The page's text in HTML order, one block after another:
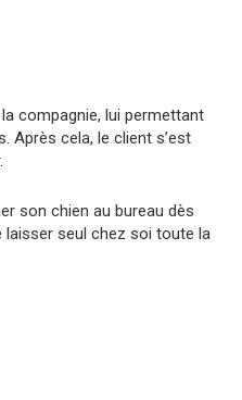
compagnie, lui permettant
Après cela, le client s’est
son chien au bureau dès
laisser seul chez soi toute la